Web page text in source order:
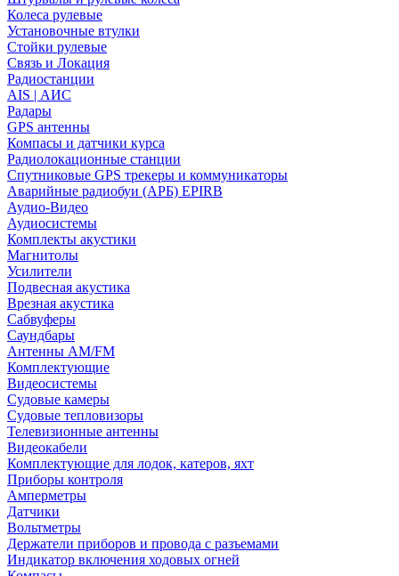
Колеса рулевые
Установочные втулки
Стойки рулевые
Связь и Локация
Радиостанции
AIS | АИС
Радары
GPS антенны
Компасы и датчики курса
Радиолокационные станции
Спутниковые GPS трекеры и коммуникаторы
Аварийные радиобуи (АРБ) EPIRB
Аудио-Видео
Аудиосистемы
Комплекты акустики
Магнитолы
Усилители
Подвесная акустика
Врезная акустика
Сабвуферы
Саундбары
Антенны AM/FM
Комплектующие
Видеосистемы
Судовые камеры
Cудовые тепловизоры
Телевизионные антенны
Видеокабели
Комплектующие для лодок, катеров, яхт
Приборы контроля
Амперметры
Датчики
Вольтметры
Держатели приборов и провода с разъемами
Индикатор включения ходовых огней